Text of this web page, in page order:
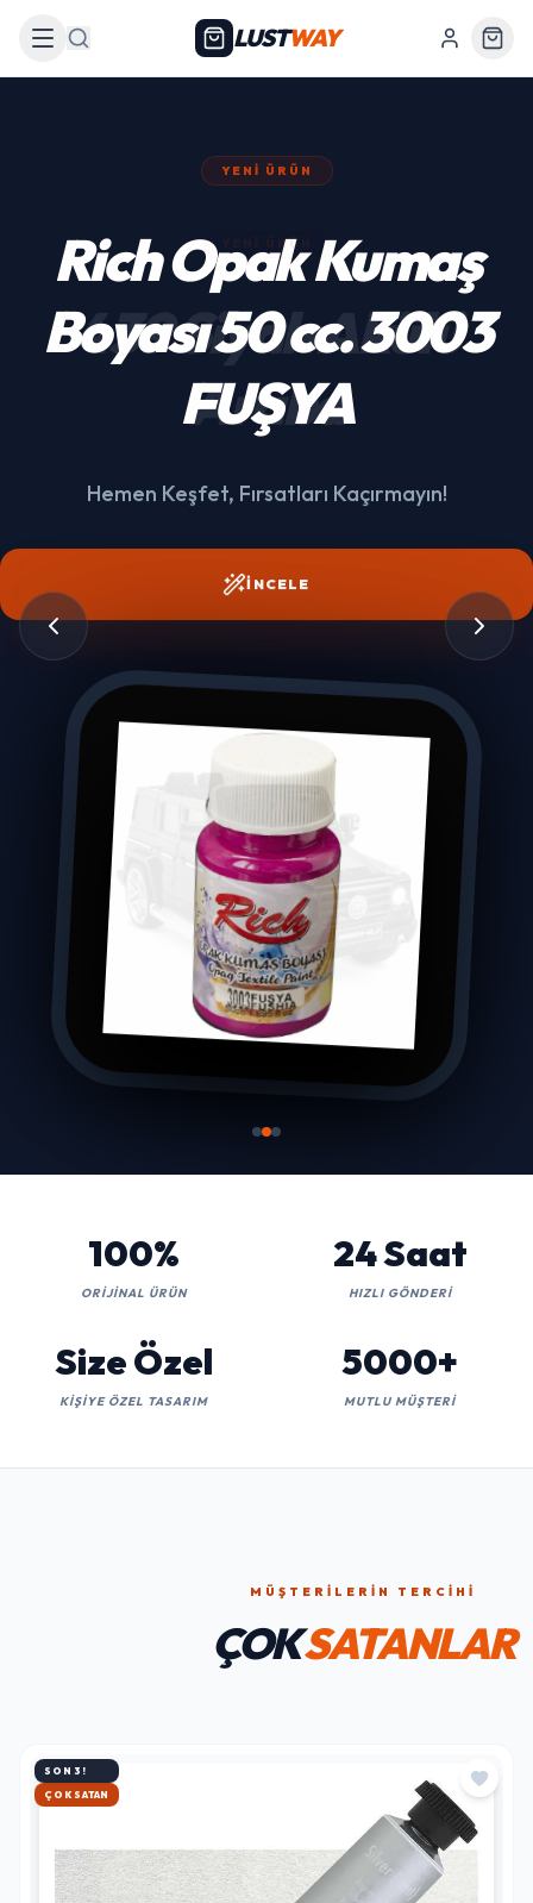
Arama LUSTWAY
439 Siyah Akülü
Araba
İNCELE
100%
ORIJINAL ÜRÜN
24 Saat
HIZLI GÖNDERI
Size Özel
KIŞIYE ÖZEL TASARIM
5000+
MUTLU MÜŞTERI
MÜŞTERILERIN TERCIHI
ÇOKSATANLAR
SON 3!
HIZLI KARGO